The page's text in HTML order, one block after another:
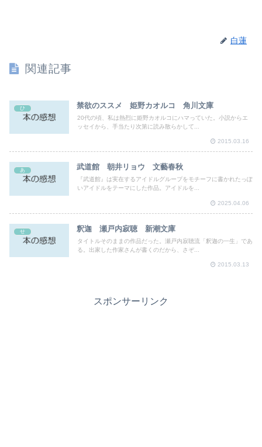
白蓮
関連記事
ひ 禁欲のススメ 姫野カオルコ 角川文庫
20代の頃、私は熱烈に姫野カオルコにハマっていた。小説からエ
ッセイから、手当たり次第に読み散らかして...
2015.03.16
あ 武道館 朝井リョウ 文藝春秋
『武道館』は実在するアイドルグループをモチーフに書かれたっぽ
いアイドルをテーマにした作品。アイドルを...
2025.04.06
せ 釈迦 瀬戸内寂聴 新潮文庫
タイトルそのままの作品だった。瀬戸内寂聴流「釈迦の一生」であ
る。出家した作家さんが書くのだから、さぞ...
2015.03.13
スポンサーリンク